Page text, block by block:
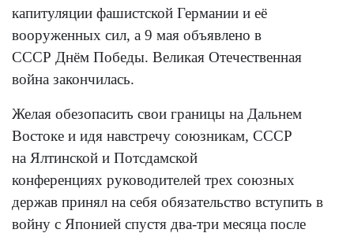
капитуляции фашистской Германии и её
вооруженных сил, а 9 мая объявлено в
СССР Днём Победы. Великая Отечественная
война закончилась.
Желая обезопасить свои границы на Дальнем
Востоке и идя навстречу союзникам, СССР
на Ялтинской и Потсдамской
конференциях руководителей трех союзных
держав принял на себя обязательство вступить в
войну с Японией спустя два-три месяца после